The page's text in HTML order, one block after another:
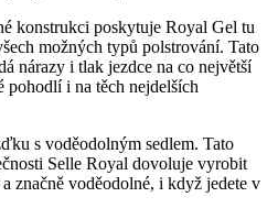
konstrukci poskytuje Royal Gel tu
možných typů polstrování. Tato
nárazy i tlak jezdce na co největší
pohodlí i na těch nejdelších
s voděodolným sedlem. Tato
Selle Royal dovoluje vyrobit
značně voděodolné, i když jedete v